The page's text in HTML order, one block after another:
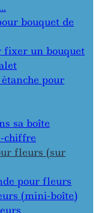
bouquet de
fixer un bouquet
pour
sa boîte
chiffre
fleurs (sur
pour fleurs
(mini-boîte)